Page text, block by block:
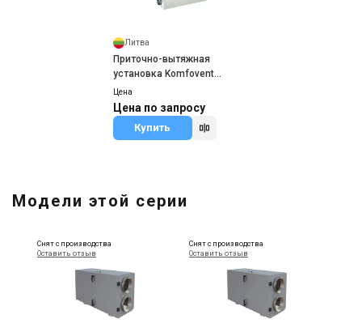
Литва
Приточно-вытяжная
установка Komfovent
KOMPAKT RECU 1200 HE/HW
Цена
Цена по запросу
Купить
Модели этой серии
Снят с производства
Оставить отзыв
Снят с производства
Оставить отзыв